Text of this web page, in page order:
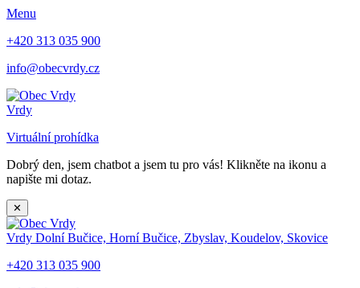
Menu
+420 313 035 900
info@obecvrdy.cz
Vrdy
Virtuální prohídka
Dobrý den, jsem chatbot a jsem tu pro vás! Klikněte na ikonu a
napište mi dotaz.
✕
Vrdy Dolní Bučice, Horní Bučice, Zbyslav, Koudelov, Skovice
+420 313 035 900